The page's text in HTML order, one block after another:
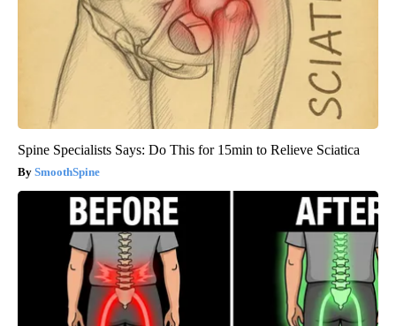
Spine Specialists Says: Do This for 15min to Relieve Sciatica
SmoothSpine